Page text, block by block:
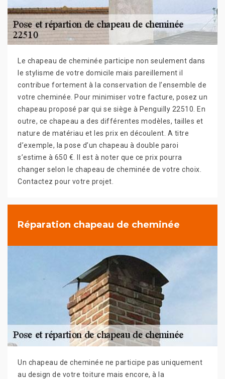
Le chapeau de cheminée participe non seulement dans
le stylisme de votre domicile mais pareillement il
contribue fortement à la conservation de l’ensemble de
votre cheminée. Pour minimiser votre facture, posez un
chapeau proposé par qui se siège à Penguilly 22510. En
outre, ce chapeau a des différentes modèles, tailles et
nature de matériau et les prix en découlent. A titre
d’exemple, la pose d’un chapeau à double paroi
s’estime à 650 €. Il est à noter que ce prix pourra
changer selon le chapeau de cheminée de votre choix.
Contactez pour votre projet.
Réparation chapeau de cheminée
Un chapeau de cheminée ne participe pas uniquement
au design de votre toiture mais encore, à la